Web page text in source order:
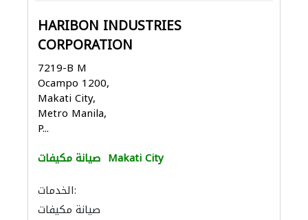
HARIBON INDUSTRIES
CORPORATION
7219-B M
Ocampo 1200,
Makati City,
Metro Manila,
P...
صيانة مكيفات Makati City
الخدمات:
صيانة مكيفات